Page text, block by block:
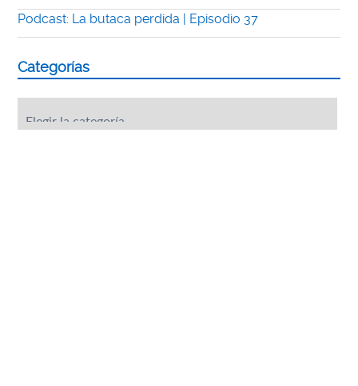
Podcast: La butaca perdida | Episodio 37
Categorías